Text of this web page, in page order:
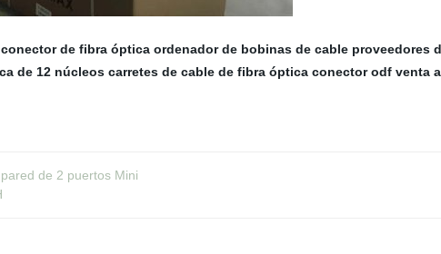
conector de fibra óptica ordenador de bobinas de cable proveedores
de 12 núcleos carretes de cable de fibra óptica conector odf venta
de 2 puertos Mini